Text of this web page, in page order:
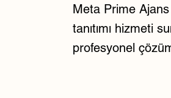
Meta Prime
tanıtımı hizmeti
profesyonel